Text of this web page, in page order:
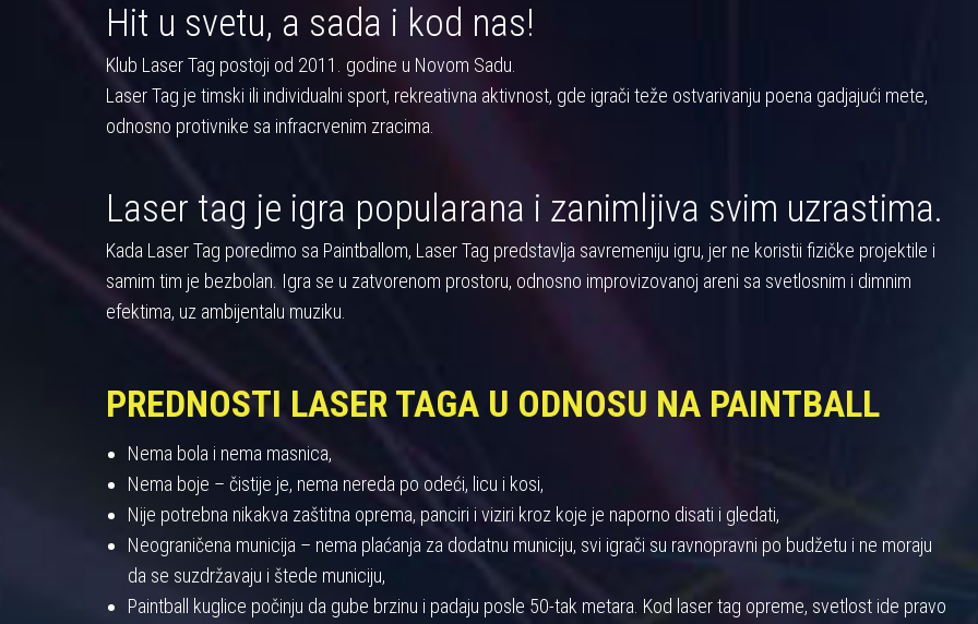
Hit u svetu, a sada i kod nas!
Klub Laser Tag postoji od 2011. godine u Novom Sadu.
Laser Tag je timski ili individualni sport, rekreativna aktivnost, gde igrači teže ostvarivanju poena gadjajući mete,
odnosno protivnike sa infracrvenim zracima.
Laser tag je igra popularana i zanimljiva svim uzrastima.
Kada Laser Tag poredimo sa Paintballom, Laser Tag predstavlja savremeniju igru, jer ne koristii fizičke projektile i
samim tim je bezbolan. Igra se u zatvorenom prostoru, odnosno improvizovanoj areni sa svetlosnim i dimnim
efektima, uz ambijentalu muziku.
PREDNOSTI LASER TAGA U ODNOSU NA PAINTBALL
Nema bola i nema masnica,
Nema boje – čistije je, nema nereda po odeći, licu i kosi,
Nije potrebna nikakva zaštitna oprema, panciri i viziri kroz koje je naporno disati i gledati,
Neograničena municija – nema plaćanja za dodatnu municiju, svi igrači su ravnopravni po budžetu i ne moraju
da se suzdržavaju i štede municiju,
Paintball kuglice počinju da gube brzinu i padaju posle 50-tak metara. Kod laser tag opreme, svetlost ide pravo